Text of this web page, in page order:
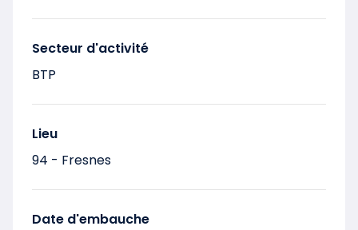
Secteur d'activité
BTP
Lieu
94 - Fresnes
Date d'embauche